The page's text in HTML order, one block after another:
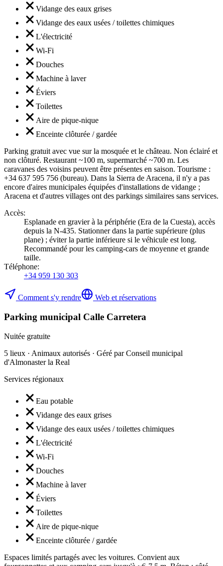
Vidange des eaux grises
Vidange des eaux usées / toilettes chimiques
L'électricité
Wi-Fi
Douches
Machine à laver
Éviers
Toilettes
Aire de pique-nique
Enceinte clôturée / gardée
Parking gratuit avec vue sur la mosquée et le château. Non éclairé et
non clôturé. Restaurant ~100 m, supermarché ~700 m. Les
caravanes des voisins peuvent être présentes en saison. Tourisme :
+34 637 595 756 (bureau). Dans la Sierra de Aracena, il n'y a pas
encore d'aires municipales équipées d'installations de vidange ;
Aracena et d'autres villages ont des parkings similaires sans services.
Accès:
Esplanade en gravier à la périphérie (Era de la Cuesta), accès
depuis la N-435. Stationner dans la partie supérieure (plus
plane) ; éviter la partie inférieure si le véhicule est long.
Recommandé pour les camping-cars de moyenne et grande
taille.
Téléphone:
+34 959 130 303
Comment s'y rendre Web et réservations
Parking municipal Calle Carretera
Nuitée gratuite
5 lieux · Animaux autorisés · Géré par Conseil municipal
d'Almonaster la Real
Services régionaux
Eau potable
Vidange des eaux grises
Vidange des eaux usées / toilettes chimiques
L'électricité
Wi-Fi
Douches
Machine à laver
Éviers
Toilettes
Aire de pique-nique
Enceinte clôturée / gardée
Espaces limités partagés avec les voitures. Convient aux